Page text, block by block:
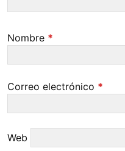
Nombre *
Correo electrónico *
Web